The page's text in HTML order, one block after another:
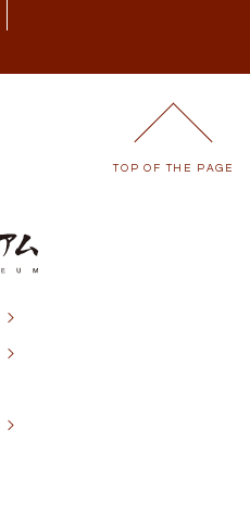
TOP OF THE PAGE